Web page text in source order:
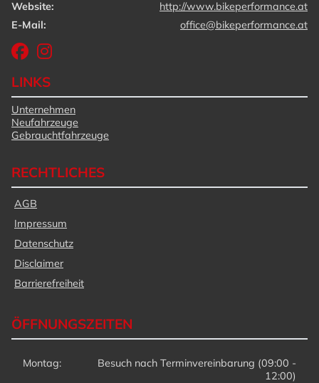
Website:
http://www.bikeperformance.at
E-Mail:
office@bikeperformance.at
LINKS
Unternehmen
Neufahrzeuge
Gebrauchtfahrzeuge
RECHTLICHES
AGB
Impressum
Datenschutz
Disclaimer
Barrierefreiheit
ÖFFNUNGSZEITEN
Montag:
Besuch nach Terminvereinbarung (09:00 -
12:00)